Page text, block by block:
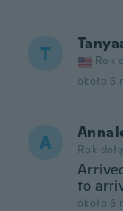
T Rok
około 6
A Rok
to
około 6